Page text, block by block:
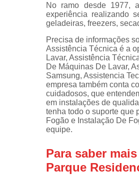
No ramo desde 1977,
experiência realizando
geladeiras, freezers,
Precisa de informações
Assistência Técnica é a
Lavar, Assistência
De Máquinas De Lavar,
Samsung, Assistencia
empresa também conta
cuidadosos, que
em instalações de
tenha todo o suporte que
Fogão e Instalação De
equipe.
Para saber
Parque